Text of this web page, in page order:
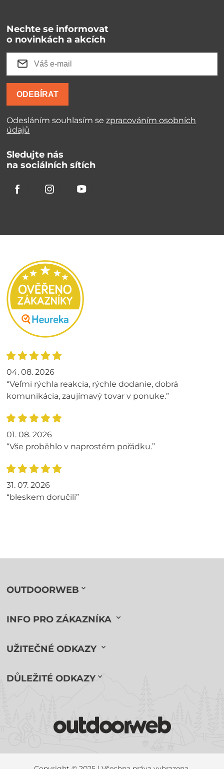
Nechte se informovat
o novinkách a akcích
ODEBÍRAT
Odesláním souhlasím sezpracováním osobních
údajů
Sledujte nás
na sociálních sítích
04. 08. 2026
“Veľmi rýchla reakcia, rýchle dodanie, dobrá
komunikácia, zaujímavý tovar v ponuke.”
01. 08. 2026
“Vše proběhlo v naprostém pořádku.”
31. 07. 2026
“bleskem doručili”
OUTDOORWEB
INFO PRO ZÁKAZNÍKA
UŽITEČNÉ ODKAZY
DŮLEŽITÉ ODKAZY